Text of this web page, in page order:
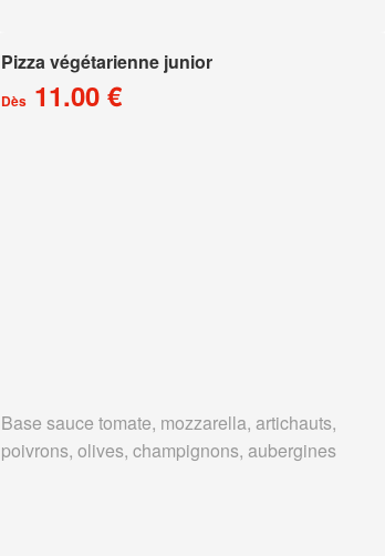
Pizza végétarienne junior
Dès11.00 €
Base sauce tomate, mozzarella, artichauts,
poivrons, olives, champignons, aubergines